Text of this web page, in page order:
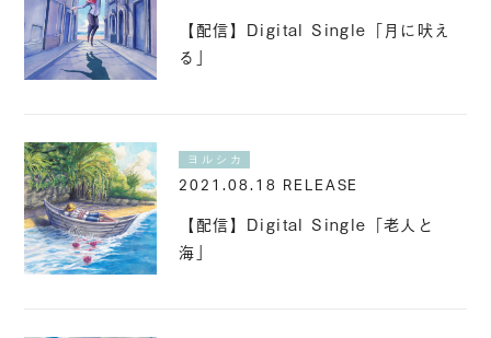
【配信】Digital Single「月に吠え
る」
ヨルシカ
2021.08.18 RELEASE
【配信】Digital Single「老人と
海」